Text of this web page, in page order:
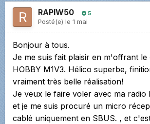
RAPIW50 5
Posté(e) le 1 mai
Bonjour à tous.
Je me suis fait plaisir en m'offrant le
HOBBY M1V3. Hélico superbe,
vraiment très belle réalisation!
Je veux le faire voler avec ma radio
et je me suis procuré un micro
cablé uniquement en SBUS. , et